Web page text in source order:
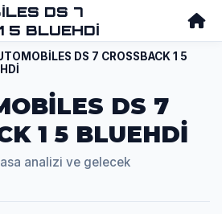
DS 7
5 BLUEHDİ
DS 7 CROSSBACK 1 5
DS 7
1 5 BLUEHDİ
analizi ve gelecek